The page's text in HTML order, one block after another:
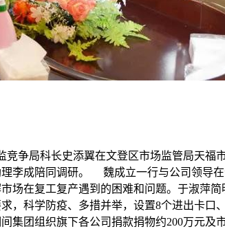
争局科长史添翼在文登区市场监管局天
李成陪同调研。 魏成立一行与公司领导
场在复工复产遇到的困难和问题。于淑萍
，科学防疫、多措并举，设置8个进出卡
集团组织旗下各公司捐款捐物约200万元